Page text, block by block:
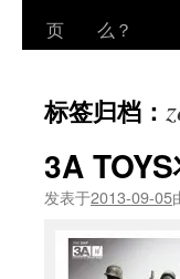
页
么？
标签归档：
3A
发表于2013-09-05